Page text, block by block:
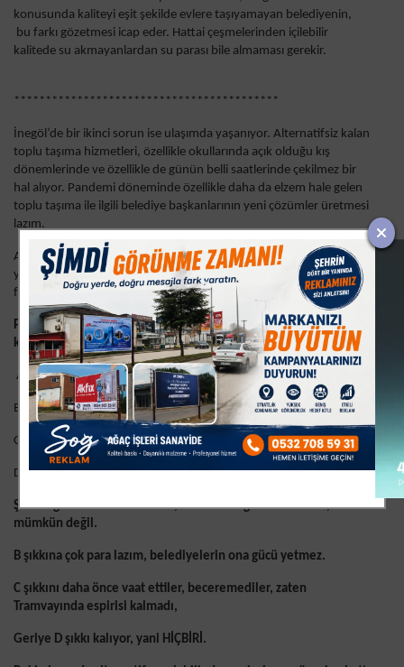
konusunda kaliteyi eşit şekilde evlere taşıyamayan belediyenin,
bu farkı gözetmesi icap eder. Hattai çeşmelerinden içilebilir
kalitede su akmayanlardan su parası bile almaması gerekir.
******************************************
İnegöl’de bir ikinci sorun ise ulaşımda yaşanıyor. Alternatifsiz kalan
toplu taşıma hizmetleri, özellikle okullarında açık olduğu kış
dönemlerinde ve özellikle de günün belli saatlerinde çekilmez bir
hal alıyor. Pandemi döneminde özellikle daha da elzem hale gelen
toplu taşıma ile ilgili belediye başkanlarının yeni çözümler üretmesi
lazım.
Alternatifsizlik nasıl her alanda kaliteyi düşürüyor ve mağduriyetler
yaratıyorsa, toplu taşımadaki alternatisizlikte kaliteyi düşürüyor ve
farklı farklı mağduriyetlere ve sorunlara sebep oluyor.
Peki, İnegöl’de toplu taşıma ile ilgili ne gibi alternatifler ortaya
konabilir?
A-Feribot
B-Metro
C- Tramvay
D- HİÇBİRİ
Şıklara göre A zaten imkansız, önce deniz getirmek lazım, o
mümkün değil.
B şıkkına çok para lazım, belediyelerin ona gücü yetmez.
C şıkkını daha önce vaat ettiler, beceremediler, zaten
Tramvayında espirisi kalmadı,
Geriye D şıkkı kalıyor, yani HİÇBİRİ.